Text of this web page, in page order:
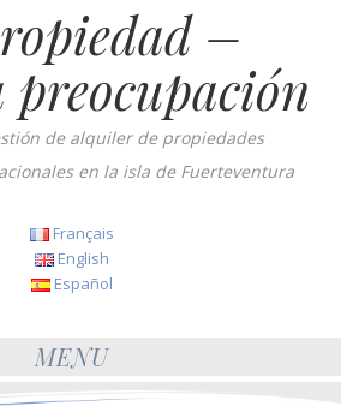
–
preocupación
de alquiler de propiedades
en la isla de Fuerteventura
Français
English
Español
MENU